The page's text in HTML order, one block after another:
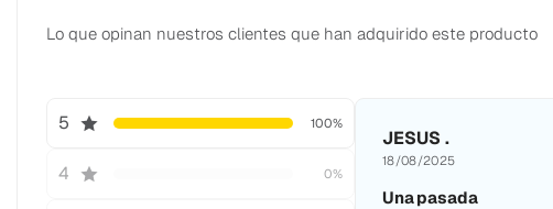
Lo que opinan nuestros clientes que han adquirido este producto
5 100%
4 0%
JESUS .
18/08/2025
Una pasada